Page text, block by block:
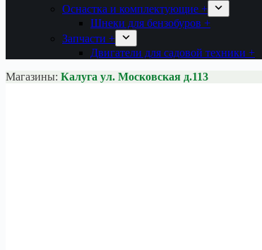
Оснастка и комплектующие +
Шнеки для бензобуров +
Запчасти +
Двигатели для садовой техники +
Магазины: Калуга ул. Московская д.113